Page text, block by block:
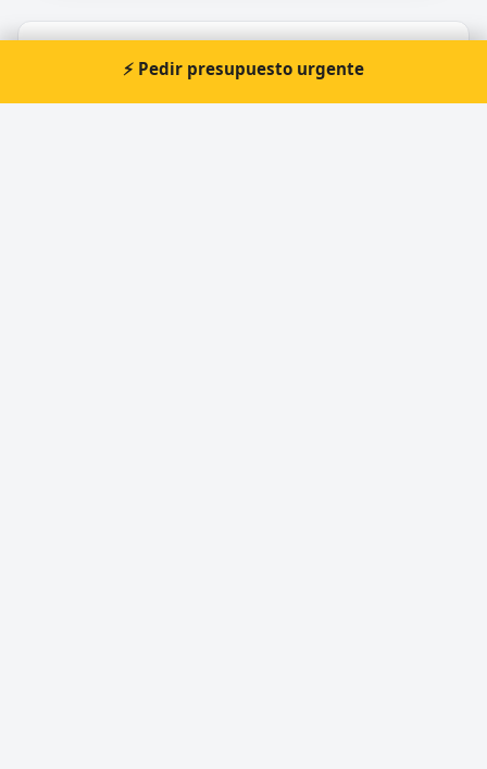
Apertura de coches por provincia
📍Apertura de coches en Cádiz
⚡ Pedir presupuesto urgente